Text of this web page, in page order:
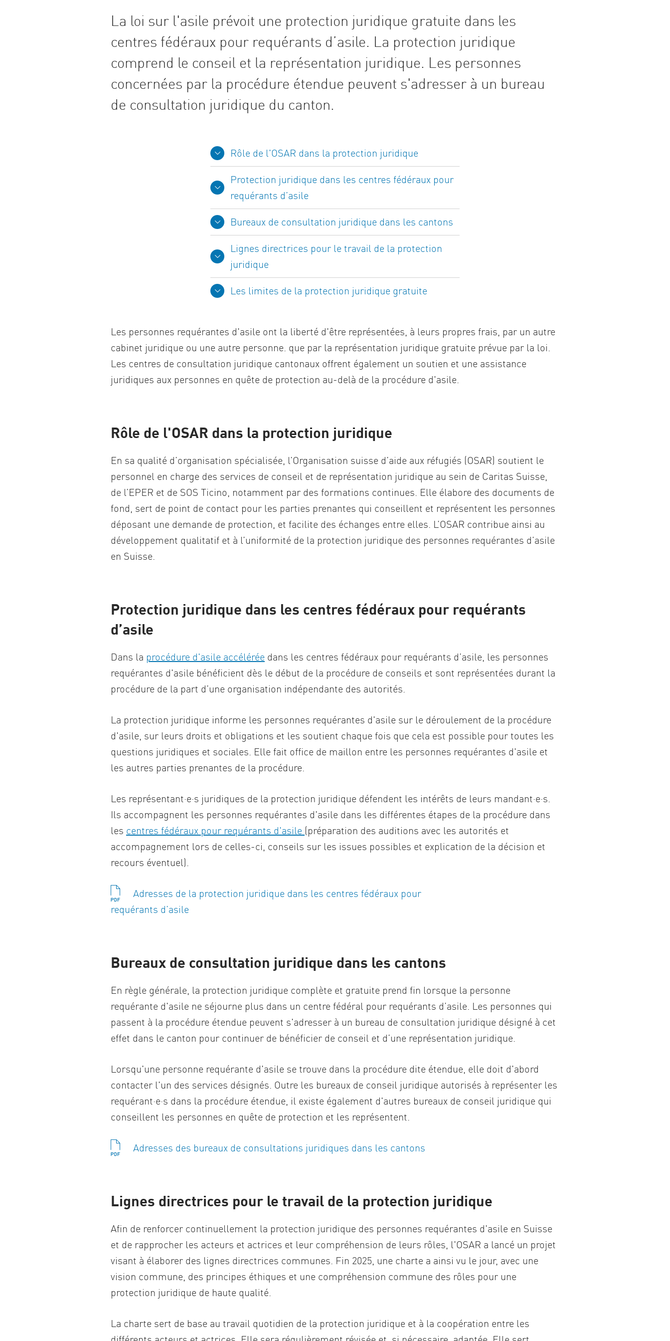
La loi sur l'asile prévoit une protection juridique gratuite dans les
centres fédéraux pour requérants d’asile. La protection juridique
comprend le conseil et la représentation juridique. Les personnes
concernées par la procédure étendue peuvent s'adresser à un bureau
de consultation juridique du canton.
Rôle de l'OSAR dans la protection juridique
Protection juridique dans les centres fédéraux pour
requérants d’asile
Bureaux de consultation juridique dans les cantons
Lignes directrices pour le travail de la protection
juridique
Les limites de la protection juridique gratuite
Les personnes requérantes d'asile ont la liberté d'être représentées, à leurs propres frais, par un autre
cabinet juridique ou une autre personne. que par la représentation juridique gratuite prévue par la loi.
Les centres de consultation juridique cantonaux offrent également un soutien et une assistance
juridiques aux personnes en quête de protection au-delà de la procédure d'asile.
Rôle de l'OSAR dans la protection juridique
En sa qualité d’organisation spécialisée, l’Organisation suisse d’aide aux réfugiés (OSAR) soutient le
personnel en charge des services de conseil et de représentation juridique au sein de Caritas Suisse,
de l’EPER et de SOS Ticino, notamment par des formations continues. Elle élabore des documents de
fond, sert de point de contact pour les parties prenantes qui conseillent et représentent les personnes
déposant une demande de protection, et facilite des échanges entre elles. L’OSAR contribue ainsi au
développement qualitatif et à l’uniformité de la protection juridique des personnes requérantes d’asile
en Suisse.
Protection juridique dans les centres fédéraux pour requérants
d’asile
Dans la procédure d'asile accélérée dans les centres fédéraux pour requérants d’asile, les personnes
requérantes d'asile bénéficient dès le début de la procédure de conseils et sont représentées durant la
procédure de la part d’une organisation indépendante des autorités.
La protection juridique informe les personnes requérantes d'asile sur le déroulement de la procédure
d'asile, sur leurs droits et obligations et les soutient chaque fois que cela est possible pour toutes les
questions juridiques et sociales. Elle fait office de maillon entre les personnes requérantes d'asile et
les autres parties prenantes de la procédure.
Les représentant·e·s juridiques de la protection juridique défendent les intérêts de leurs mandant·e·s.
Ils accompagnent les personnes requérantes d'asile dans les différentes étapes de la procédure dans
les centres fédéraux pour requérants d'asile (préparation des auditions avec les autorités et
accompagnement lors de celles-ci, conseils sur les issues possibles et explication de la décision et
recours éventuel).
Adresses de la protection juridique dans les centres fédéraux pour
requérants d’asile
Bureaux de consultation juridique dans les cantons
En règle générale, la protection juridique complète et gratuite prend fin lorsque la personne
requérante d'asile ne séjourne plus dans un centre fédéral pour requérants d’asile. Les personnes qui
passent à la procédure étendue peuvent s'adresser à un bureau de consultation juridique désigné à cet
effet dans le canton pour continuer de bénéficier de conseil et d’une représentation juridique.
Lorsqu'une personne requérante d'asile se trouve dans la procédure dite étendue, elle doit d'abord
contacter l'un des services désignés. Outre les bureaux de conseil juridique autorisés à représenter les
requérant·e·s dans la procédure étendue, il existe également d'autres bureaux de conseil juridique qui
conseillent les personnes en quête de protection et les représentent.
Adresses des bureaux de consultations juridiques dans les cantons
Lignes directrices pour le travail de la protection juridique
Afin de renforcer continuellement la protection juridique des personnes requérantes d'asile en Suisse
et de rapprocher les acteurs et actrices et leur compréhension de leurs rôles, l'OSAR a lancé un projet
visant à élaborer des lignes directrices communes. Fin 2025, une charte a ainsi vu le jour, avec une
vision commune, des principes éthiques et une compréhension commune des rôles pour une
protection juridique de haute qualité.
La charte sert de base au travail quotidien de la protection juridique et à la coopération entre les